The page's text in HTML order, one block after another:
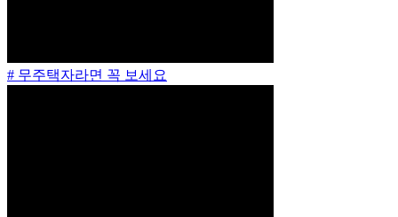
# 무주택자라면 꼭 보세요